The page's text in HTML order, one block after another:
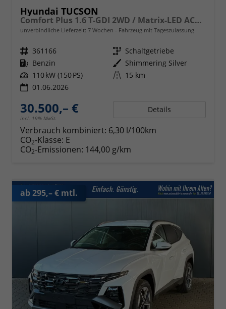
Hyundai TUCSON
Comfort Plus 1.6 T-GDI 2WD / Matrix-LED ACC Shz vo+hi + Lenkradheizung Elek. Heck Alu 18"
unverbindliche Lieferzeit: 7 Wochen Fahrzeug mit Tageszulassung
Fahrzeugnr. 361166 Getriebe Schaltgetriebe
Kraftstoff Benzin Außenfarbe Shimmering Silver
Leistung 110 kW (150 PS) Kilometerstand 15 km
01.06.2026
30.500,– €
incl. 19% MwSt.
Details
Verbrauch kombiniert: 6,30 l/100km
CO2-Klasse: E
CO2-Emissionen: 144,00 g/km
ab 295,– € mtl.